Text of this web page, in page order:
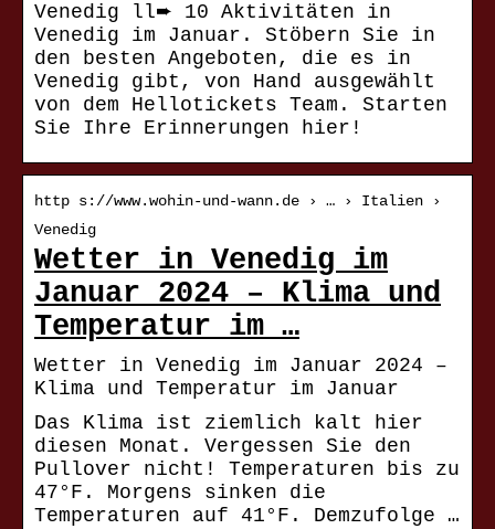
Venedig ll➨ 10 Aktivitäten in
Venedig im Januar. Stöbern Sie in
den besten Angeboten, die es in
Venedig gibt, von Hand ausgewählt
von dem Hellotickets Team. Starten
Sie Ihre Erinnerungen hier!
http s://www.wohin-und-wann.de › … › Italien ›
Venedig
Wetter in Venedig im
Januar 2024 – Klima und
Temperatur im …
Wetter in Venedig im Januar 2024 –
Klima und Temperatur im Januar
Das Klima ist ziemlich kalt hier
diesen Monat. Vergessen Sie den
Pullover nicht! Temperaturen bis zu
47°F. Morgens sinken die
Temperaturen auf 41°F. Demzufolge …